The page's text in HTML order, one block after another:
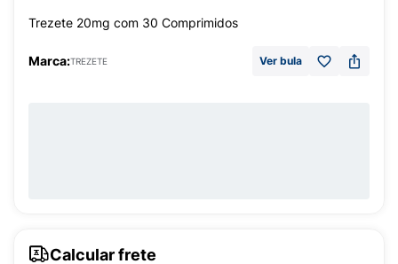
Trezete 20mg com 30 Comprimidos
Marca:TREZETE Ver bula
Calcular frete